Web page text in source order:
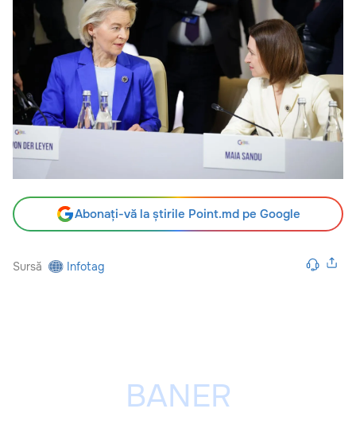
Abonați-vă la știrile Point.md pe Google
Sursă Infotag